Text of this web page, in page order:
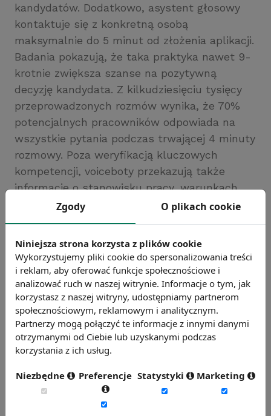
kandydatów. Dodatkowo, asystent głosowy
kontaktuje się z konkretną osobą
maksymalnie do 5 minut od złożenia aplikacji.
Badania pokazują, że taka praktyka nawet 9-
krotnie zwiększa szanse na pozytywną
decyzję kandydata. Z kilkudziesięciu tysięcy
przeprowadzonych rozmów wynika, że 70%
potencjalnych pracowników odpowiada na
wszystkie pytania podczas trwającej 4 minuty
rozmowy. Poza weryfikacją kluczowych
kompetencji, voiceboty przekazują także
informacje o stanowisku pracy, warunkach
zatrudnienia czy kolejnych etapach rekrutacji.
Wszystkie pozyskane dane są umieszczane w
kompetencji należy do rekrutera.
Doświadczenia z rozmów wskazują, że
kandydaci nie uważają rozmów z botami za
nieprzyjemne bądź trudne, a nawet często
odbierają je jako przejaw innowacji stosowany
w nowoczesnych firmach.
Źródło: https://www.bankier.pl
Chcesz wiedzieć więcej?
Zobacz więcej wiadomości
Zgody O plikach cookie
Niniejsza strona korzysta z plików cookie
Wykorzystujemy pliki cookie do spersonalizowania treści
i reklam, aby oferować funkcje społecznościowe i
analizować ruch w naszej witrynie. Informacje o tym, jak
korzystasz z naszej witryny, udostępniamy partnerom
społecznościowym, reklamowym i analitycznym.
Partnerzy mogą połączyć te informacje z innymi danymi
otrzymanymi od Ciebie lub uzyskanymi podczas
korzystania z ich usług.
Niezbędne Preferencje Statystyki Marketing